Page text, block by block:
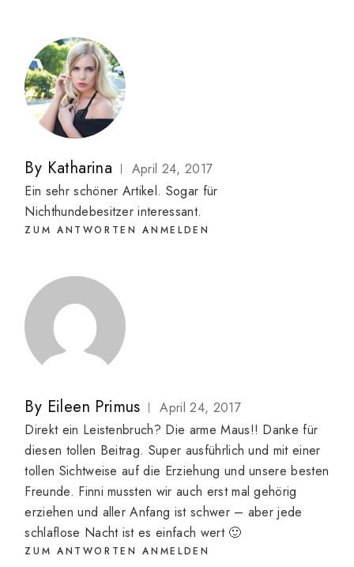
By Katharina
April 24, 2017
Ein sehr schöner Artikel. Sogar für
Nichthundebesitzer interessant.
ZUM ANTWORTEN ANMELDEN
By Eileen Primus
April 24, 2017
Direkt ein Leistenbruch? Die arme Maus!! Danke für
diesen tollen Beitrag. Super ausführlich und mit einer
tollen Sichtweise auf die Erziehung und unsere besten
Freunde. Finni mussten wir auch erst mal gehörig
erziehen und aller Anfang ist schwer – aber jede
schlaflose Nacht ist es einfach wert 🙂
ZUM ANTWORTEN ANMELDEN